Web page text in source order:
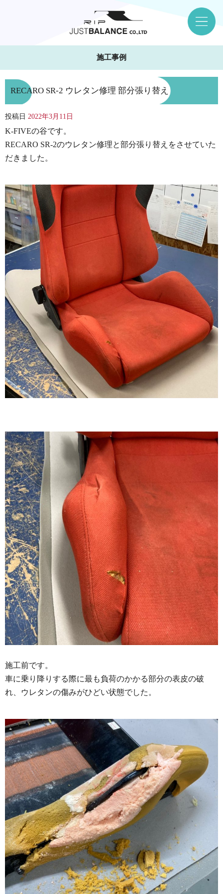
施工事例
RECARO SR-2 ウレタン修理 部分張り替え
投稿日 2022年3月11日
K-FIVEの谷です。
RECARO SR-2のウレタン修理と部分張り替えをさせていた
だきました。
施工前です。
車に乗り降りする際に最も負荷のかかる部分の表皮の破
れ、ウレタンの傷みがひどい状態でした。